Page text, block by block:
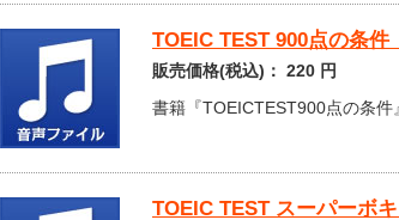
TOEIC TEST 900点の条
販売価格(税込)： 220 円
書籍『TOEICTEST900点の条件
TOEIC TEST スーパーボ